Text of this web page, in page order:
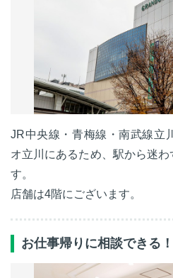
JR中央線・青梅線・南武線立
オ立川にあるため、駅から迷
す。
店舗は4階にございます。
お仕事帰りに相談できる！